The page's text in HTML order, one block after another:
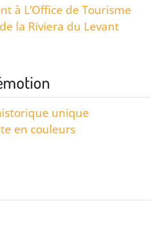
à L’Office de Tourisme
la Riviera du Levant
unique
en couleurs